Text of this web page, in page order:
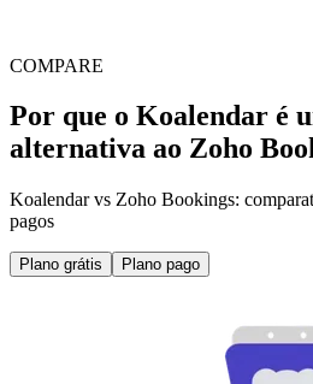
COMPARE
Por que o Koalendar é
alternativa ao Zoho
Koalendar vs Zoho Bookings:
pagos
Plano grátis Plano pago